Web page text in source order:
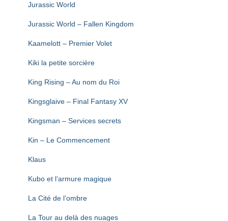
Jurassic World
Jurassic World – Fallen Kingdom
Kaamelott – Premier Volet
Kiki la petite sorcière
King Rising – Au nom du Roi
Kingsglaive – Final Fantasy XV
Kingsman – Services secrets
Kin – Le Commencement
Klaus
Kubo et l’armure magique
La Cité de l’ombre
La Tour au delà des nuages